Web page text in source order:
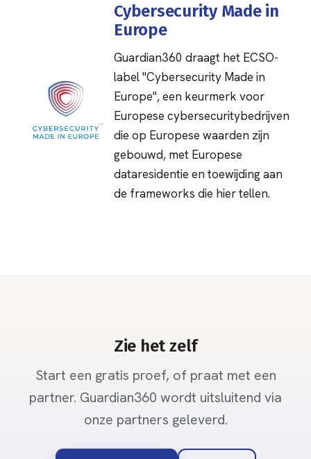
Cybersecurity Made in
Europe
Guardian360 draagt het ECSO-
label "Cybersecurity Made in
Europe", een keurmerk voor
Europese cybersecuritybedrijven
die op Europese waarden zijn
gebouwd, met Europese
dataresidentie en toewijding aan
de frameworks die hier tellen.
Zie het zelf
Start een gratis proef, of praat met een
partner. Guardian360 wordt uitsluitend via
onze partners geleverd.